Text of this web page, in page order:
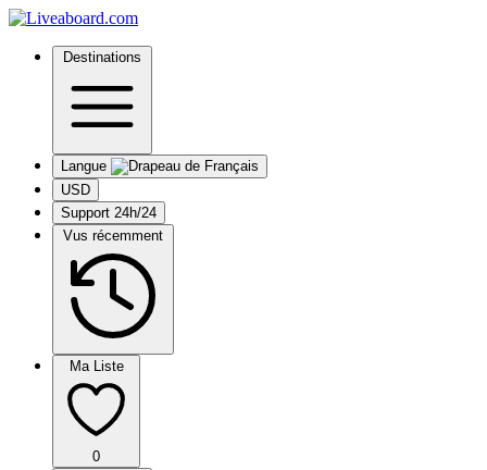
Destinations
Langue
USD
Support 24h/24
Vus récemment
Ma Liste
0